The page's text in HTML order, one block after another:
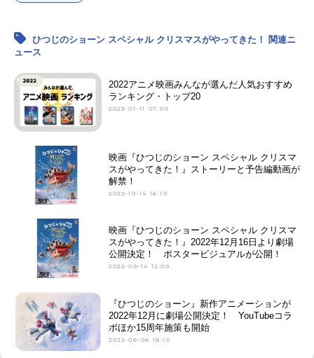
ひつじのショーン スペシャル クリスマスがやってきた！ 関連ニ
ュース
2022アニメ映画みんなが選んだ人気おすすめ
ランキング・トップ20
2023-01-11 07:00
映画『ひつじのショーン スペシャル クリスマ
スがやってきた！』ストーリーと予告編動画が
解禁！
2022-10-14 16:10
映画『ひつじのショーン スペシャル クリスマ
スがやってきた！』2022年12月16日より劇場
公開決定！ ポスタービジュアルが公開！
2022-09-14 12:00
『ひつじのショーン』新作アニメーションが
2022年12月に劇場公開決定！ YouTubeコラ
ボほか15周年施策も開始
2022-06-06 18:10